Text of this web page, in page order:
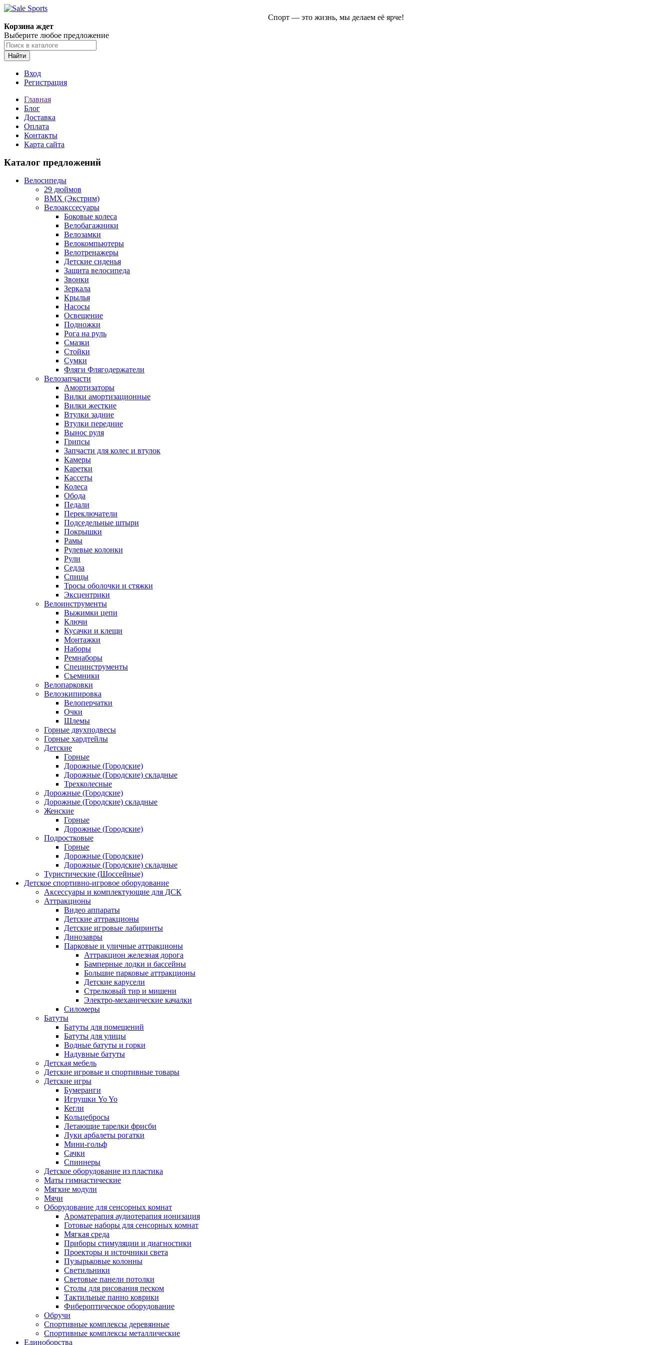
Спорт — это жизнь, мы делаем её ярче!
Корзина ждет
Выберите любое предложение
Найти
Вход
Регистрация
Главная
Блог
Доставка
Оплата
Контакты
Карта сайта
Каталог предложений
Велосипеды
29 дюймов
BMX (Экстрим)
Велоакссесуары
Боковые колеса
Велобагажники
Велозамки
Велокомпьютеры
Велотренажеры
Детские сиденья
Защита велосипеда
Звонки
Зеркала
Крылья
Насосы
Освещение
Подножки
Рога на руль
Смазки
Стойки
Сумки
Фляги Флягодержатели
Велозапчасти
Амортизаторы
Вилки амортизационные
Вилки жесткие
Втулки задние
Втулки передние
Вынос руля
Грипсы
Запчасти для колес и втулок
Камеры
Каретки
Кассеты
Колеса
Обода
Педали
Переключатели
Подседельные штыри
Покрышки
Рамы
Рулевые колонки
Рули
Седла
Спицы
Тросы оболочки и стяжки
Эксцентрики
Велоинструменты
Выжимки цепи
Ключи
Кусачки и клещи
Монтажки
Наборы
Ремнаборы
Специнструменты
Съемники
Велопарковки
Велоэкипировка
Велоперчатки
Очки
Шлемы
Горные двухподвесы
Горные хардтейлы
Детские
Горные
Дорожные (Городские)
Дорожные (Городские) складные
Трехколесные
Дорожные (Городские)
Дорожные (Городские) складные
Женские
Горные
Дорожные (Городские)
Подростковые
Горные
Дорожные (Городские)
Дорожные (Городские) складные
Туристические (Шоссейные)
Детское спортивно-игровое оборудование
Аксессуары и комплектующие для ДСК
Аттракционы
Видео аппараты
Детские аттракционы
Детские игровые лабиринты
Динозавры
Парковые и уличные аттракционы
Аттракцион железная дорога
Бамперные лодки и бассейны
Большие парковые аттракционы
Детские карусели
Стрелковый тир и мишени
Электро-механические качалки
Силомеры
Батуты
Батуты для помещений
Батуты для улицы
Водные батуты и горки
Надувные батуты
Детская мебель
Детские игровые и спортивные товары
Детские игры
Бумеранги
Игрушки Yo Yo
Кегли
Кольцебросы
Летающие тарелки фрисби
Луки арбалеты рогатки
Мини-гольф
Сачки
Спиннеры
Детское оборудование из пластика
Маты гимнастические
Мягкие модули
Мячи
Оборудование для сенсорных комнат
Ароматерапия аудиотерапия ионизация
Готовые наборы для сенсорных комнат
Мягкая среда
Приборы стимуляции и диагностики
Проекторы и источники света
Пузырьковые колонны
Светильники
Световые панели потолки
Столы для рисования песком
Тактильные панно коврики
Фибероптическое оборудование
Обручи
Спортивные комплексы деревянные
Спортивные комплексы металлические
Единоборства